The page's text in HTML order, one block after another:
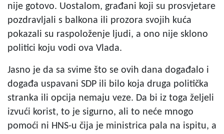
nije gotovo. Uostalom, građani koji su prosvjetare
pozdravljali s balkona ili prozora svojih kuća
pokazali su raspoloženje ljudi, a ono nije sklono
politici koju vodi ova Vlada.
Jasno je da sa svime što se ovih dana događalo i
događa uspavani SDP ili bilo koja druga politička
stranka ili opcija nemaju veze. Da bi iz toga željeli
izvući korist, to je sigurno, ali to neće mnogo
pomoći ni HNS-u čija je ministrica pala na ispitu, a